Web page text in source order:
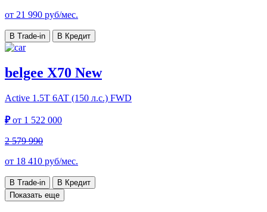
от 21 990 руб/мес.
В Trade-in В Кредит
belgee X70 New
Active 1.5T 6AT (150 л.с.) FWD
₽от 1 522 000
2 579 990
от 18 410 руб/мес.
В Trade-in
В Кредит
Показать еще